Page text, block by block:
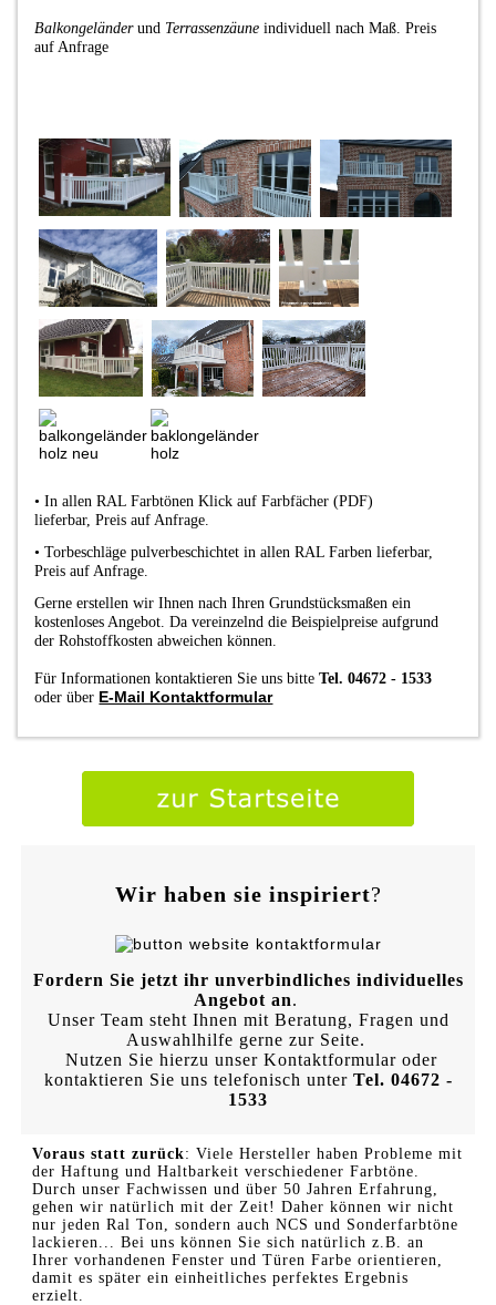
Balkongeländerund Terrassenzäune individuell nach Maß. Preis
auf Anfrage
• In allen RAL Farbtönen Klick auf Farbfächer (PDF)
lieferbar, Preis auf Anfrage.
• Torbeschläge pulverbeschichtet in allen RAL Farben lieferbar,
Preis auf Anfrage.
Gerne erstellen wir Ihnen nach Ihren Grundstücksmaßen ein
kostenloses Angebot. Da vereinzelnd die Beispielpreise aufgrund
der Rohstoffkosten abweichen können.
Für Informationen kontaktieren Sie uns bitteTel. 04672 - 1533
oder über E-Mail Kontaktformular
Wir haben sie inspiriert?
Fordern Sie jetzt ihr unverbindliches individuelles
Angebot an.
Unser Team steht Ihnen mit Beratung, Fragen und
Auswahlhilfe gerne zur Seite.
Nutzen Sie hierzu unser Kontaktformular oder
kontaktieren Sie uns telefonisch unter Tel. 04672 -
1533
Voraus statt zurück: Viele Hersteller haben Probleme mit
der Haftung und Haltbarkeit verschiedener Farbtöne.
Durch unser Fachwissen und über 50 Jahren Erfahrung,
gehen wir natürlich mit der Zeit! Daher können wir nicht
nur jeden Ral Ton, sondern auch NCS und Sonderfarbtöne
lackieren... Bei uns können Sie sich natürlich z.B. an
Ihrer vorhandenen Fenster und Türen Farbe orientieren,
damit es später ein einheitliches perfektes Ergebnis
erzielt.